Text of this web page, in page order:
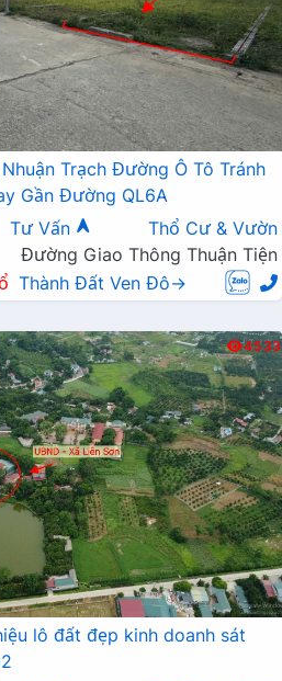
Trạch Đường Ô Tô Tránh
Gần Đường QL6A
Tư Vấn
Thổ Cư & Vườn
Đường Giao Thông Thuận Tiện
Thành Đất Ven Đô→
4533
lô đất đẹp kinh doanh sát